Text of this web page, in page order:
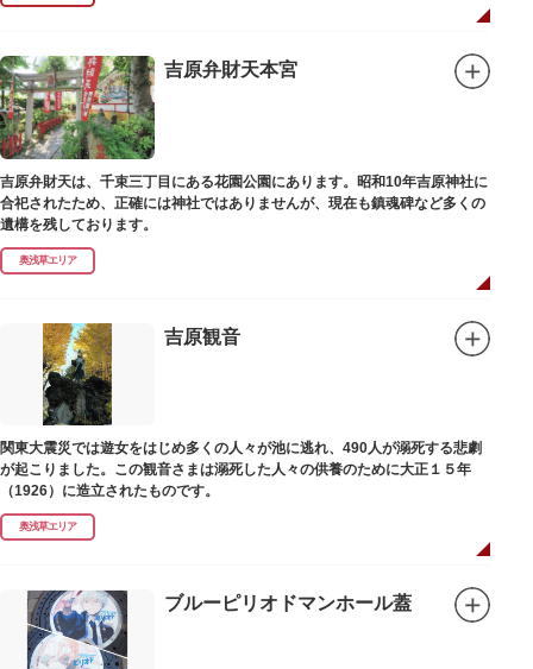
吉原弁財天本宮
吉原弁財天は、千束三丁目にある花園公園にあります。昭和10年吉原神社に
合祀されたため、正確には神社ではありませんが、現在も鎮魂碑など多くの
遺構を残しております。
奥浅草エリア
吉原観音
関東大震災では遊女をはじめ多くの人々が池に逃れ、490人が溺死する悲劇
が起こりました。この観音さまは溺死した人々の供養のために大正１５年
（1926）に造立されたものです。
奥浅草エリア
ブルーピリオドマンホール蓋